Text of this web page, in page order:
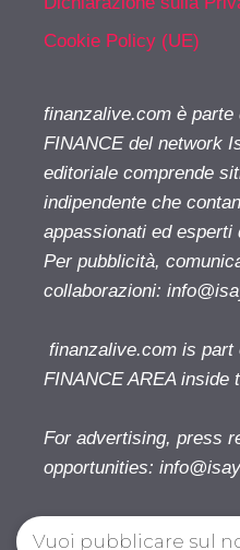
Cookie Policy (UE)
finanzalive.com è parte
FINANCE del network
editoriale comprende
indipendente che
appassionati ed esperti
Per pubblicità,
collaborazioni:
finanzalive.com is part
FINANCE AREA
For advertising, press
opportunities:
Vuoi pubblicare sul